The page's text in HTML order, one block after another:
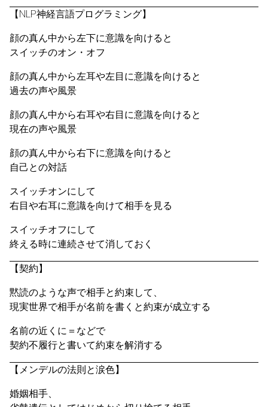
【NLP神経言語プログラミング】
顔の真ん中から左下に意識を向けると
スイッチのオン・オフ
顔の真ん中から左耳や左目に意識を向けると
過去の声や風景
顔の真ん中から右耳や右目に意識を向けると
現在の声や風景
顔の真ん中から右下に意識を向けると
自己との対話
スイッチオンにして
右目や右耳に意識を向けて相手を見る
スイッチオフにして
終える時に連続させて消しておく
【契約】
黙読のような声で相手と約束して、
現実世界で相手が名前を書くと約束が成立する
名前の近くに＝などで
契約不履行と書いて約束を解消する
【メンデルの法則と涙色】
婚姻相手、